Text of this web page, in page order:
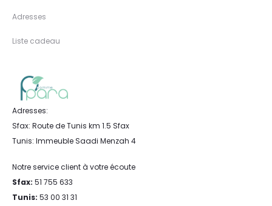
Adresses
Liste cadeau
Adresses:
Sfax: Route de Tunis km 1.5 Sfax
Tunis: Immeuble Saadi Menzah 4
Notre service client à votre écoute
Sfax: 51 755 633
Tunis: 53 00 31 31